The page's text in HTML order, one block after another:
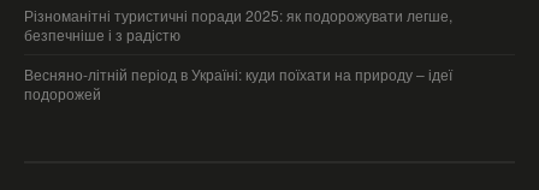
Різноманітні туристичні поради 2025: як подорожувати легше,
безпечніше і з радістю
Весняно-літній період в Україні: куди поїхати на природу – ідеї
подорожей